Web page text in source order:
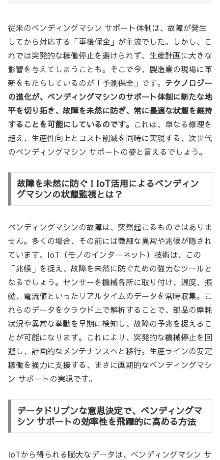
従来のベンディングマシン サポート体制は、故障が発生
してから対応する「事後保全」が主流でした。しかし、こ
れでは突発的な稼働停止を避けられず、生産計画に大きな
影響を与えてしまうことも。そこで今、製造業の現場に革
新をもたらしているのが「予測保全」です。 テクノロジー
の進化が、ベンディングマシンのサポート体制に新たな地
平を切り拓き、故障を未然に防ぎ、常に最適な状態を維持
することを可能にしているのです。 これは、単なる修理を
超え、生産性向上とコスト削減を同時に実現する、次世代
のベンディングマシン サポートの姿と言えるでしょう。
故障を未然に防ぐ！IoT活用によるベンディン
グマシンの状態監視とは？
ベンディングマシンの故障は、突然起こるものではありま
せん。多くの場合、その前には微細な異常や兆候が隠され
ています。IoT（モノのインターネット）技術は、この
「兆候」を捉え、故障を未然に防ぐための強力なツールと
なるでしょう。センサーを機械各所に取り付け、温度、振
動、電流値といったリアルタイムのデータを常時収集。こ
れらのデータをクラウド上で解析することで、部品の摩耗
状況や異常な挙動を早期に検知し、故障の予兆を捉えるこ
とが可能になります。これにより、突発的な機械停止を回
避し、計画的なメンテナンスへと移行。生産ラインの安定
稼働を強力に支援する、まさに画期的なベンディングマシ
ン サポートの実現です。
データドリブンな意思決定で、ベンディングマ
シン サポートの効率性を飛躍的に高める方法
IoTから得られる膨大なデータは、ベンディングマシン サ